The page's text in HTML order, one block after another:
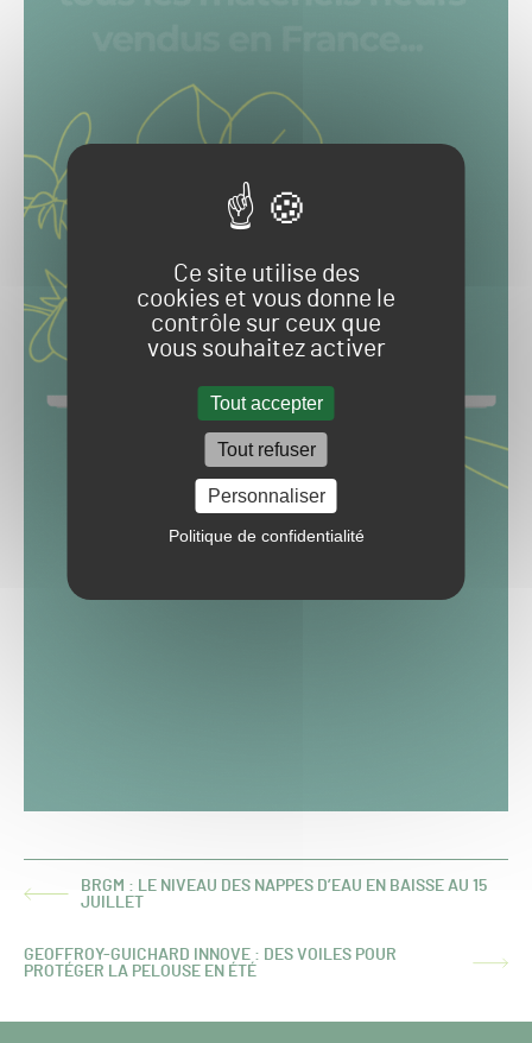
Ce site utilise des
cookies et vous donne le
contrôle sur ceux que
vous souhaitez activer
Tout accepter
Tout refuser
Personnaliser
Politique de confidentialité
ARTICLE
BRGM : LE NIVEAU DES NAPPES D’EAU EN BAISSE AU 15
JUILLET
ARTICLE
GEOFFROY-GUICHARD INNOVE : DES VOILES POUR
PROTÉGER LA PELOUSE EN ÉTÉ